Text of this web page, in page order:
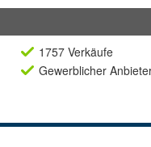
1757 Verkäufe
Gewerblicher